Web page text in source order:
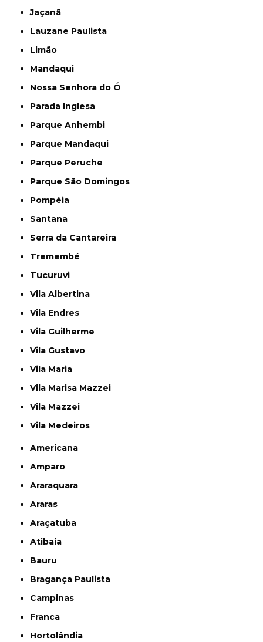
Jaçanã
Lauzane Paulista
Limão
Mandaqui
Nossa Senhora do Ó
Parada Inglesa
Parque Anhembi
Parque Mandaqui
Parque Peruche
Parque São Domingos
Pompéia
Santana
Serra da Cantareira
Tremembé
Tucuruvi
Vila Albertina
Vila Endres
Vila Guilherme
Vila Gustavo
Vila Maria
Vila Marisa Mazzei
Vila Mazzei
Vila Medeiros
Americana
Amparo
Araraquara
Araras
Araçatuba
Atibaia
Bauru
Bragança Paulista
Campinas
Franca
Hortolândia